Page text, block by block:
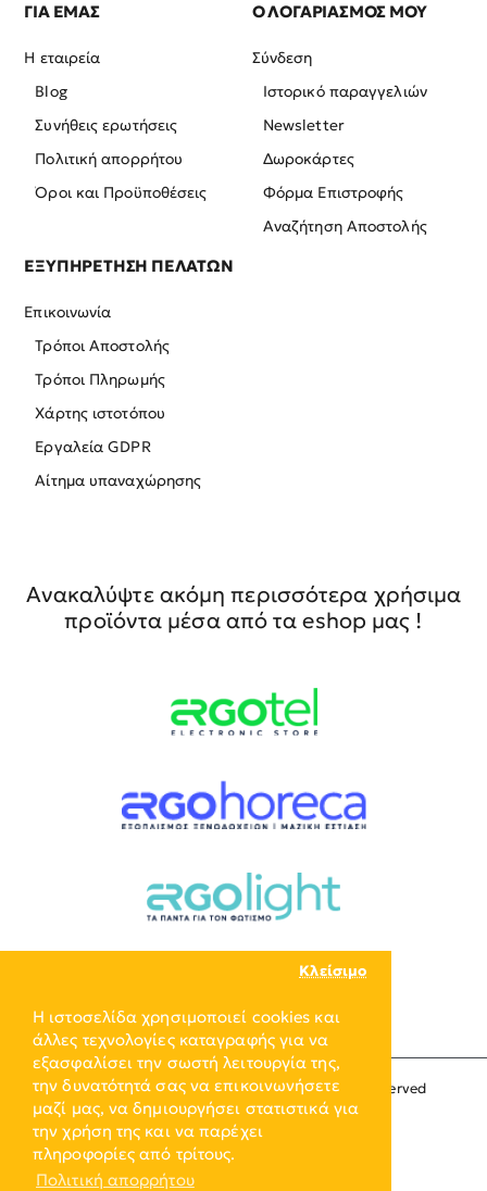
Η ιστοσελίδα χρησιμοποιεί cookies και
άλλες τεχνολογίες καταγραφής για να
εξασφαλίσει την σωστή λειτουργία της,
την δυνατότητά σας να επικοινωνήσετε
μαζί μας, να δημιουργήσει στατιστικά για
την χρήση της και να παρέχει
πληροφορίες από τρίτους.
Πολιτική απορρήτου
Κλείσιμο
ΓΙΑ ΕΜΑΣ
Η εταιρεία
Blog
Συνήθεις ερωτήσεις
Πολιτική απορρήτου
Όροι και Προϋποθέσεις
Ο ΛΟΓΑΡΙΑΣΜΟΣ ΜΟΥ
Σύνδεση
Ιστορικό παραγγελιών
Newsletter
Δωροκάρτες
Φόρμα Επιστροφής
Αναζήτηση Αποστολής
ΕΞΥΠΗΡΕΤΗΣΗ ΠΕΛΑΤΩΝ
Επικοινωνία
Τρόποι Αποστολής
Τρόποι Πληρωμής
Χάρτης ιστοτόπου
Εργαλεία GDPR
Αίτημα υπαναχώρησης
Ανακαλύψτε ακόμη περισσότερα χρήσιμα
προϊόντα μέσα από τα eshop μας !
Copyright © 2024, ERGO-GROUP, All Rights Reserved